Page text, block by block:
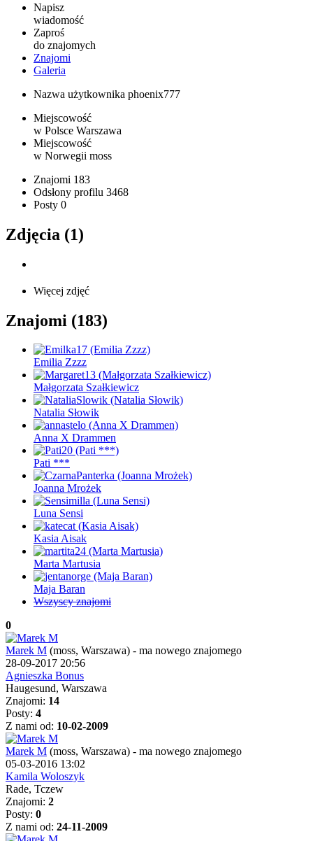
Napisz
wiadomość
Zaproś
do znajomych
Znajomi
Galeria
Nazwa użytkownika phoenix777
Miejscowość
w Polsce Warszawa
Miejscowość
w Norwegii moss
Znajomi 183
Odsłony profilu 3468
Posty 0
Zdjęcia (1)
Więcej zdjęć
Znajomi (183)
Emilia Zzzz
Małgorzata Szałkiewicz
Natalia Słowik
Anna X Drammen
Pati ***
Joanna Mrożek
Luna Sensi
Kasia Aisak
Marta Martusia
Maja Baran
Wszyscy znajomi
0
Marek M (moss, Warszawa) - ma nowego znajomego
28-09-2017 20:56
Agnieszka Bonus
Haugesund, Warszawa
Znajomi: 14
Posty: 4
Z nami od: 10-02-2009
Marek M (moss, Warszawa) - ma nowego znajomego
05-03-2016 13:02
Kamila Woloszyk
Rade, Tczew
Znajomi: 2
Posty: 0
Z nami od: 24-11-2009